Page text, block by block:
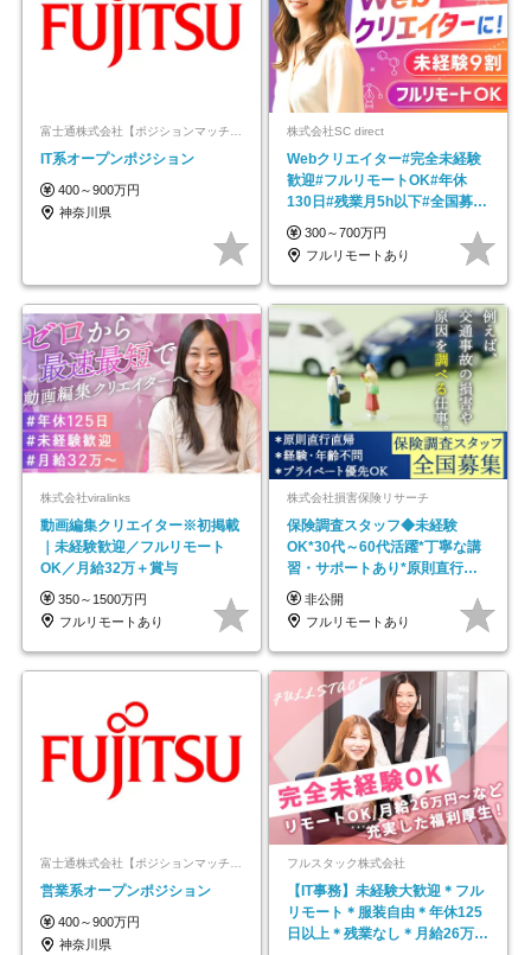
富士通株式会社【ポジションマッチ登録】
IT系オープンポジション
400～900万円
神奈川県
株式会社SC direct
Webクリエイター#完全未経験
歓迎#フルリモートOK#年休
130日#残業月5h以下#全国募集
#最大1年の研修
300～700万円
フルリモートあり
株式会社viralinks
動画編集クリエイター※初掲載
｜未経験歓迎／フルリモート
OK／月給32万＋賞与
350～1500万円
フルリモートあり
株式会社損害保険リサーチ
保険調査スタッフ◆未経験
OK*30代～60代活躍*丁寧な講
習・サポートあり*原則直行直
帰／全国募集・業務委託
非公開
フルリモートあり
富士通株式会社【ポジションマッチ登録】
営業系オープンポジション
400～900万円
神奈川県
フルスタック株式会社
【IT事務】未経験大歓迎＊フル
リモート＊服装自由＊年休125
日以上＊残業なし＊月給26万円